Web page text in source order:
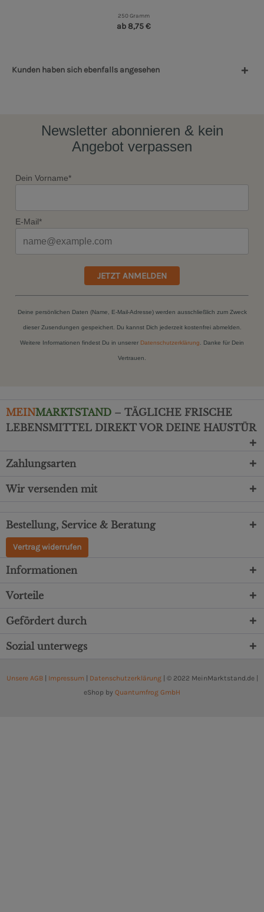
250 Gramm
ab 8,75 €
Kunden haben sich ebenfalls angesehen
Newsletter abonnieren & kein
Angebot verpassen
Dein Vorname*
E-Mail*
JETZT ANMELDEN
Deine persönlichen Daten (Name, E-Mail-Adresse) werden ausschließlich zum Zweck
dieser Zusendungen gespeichert. Du kannst Dich jederzeit kostenfrei abmelden.
Weitere Informationen findest Du in unserer Datenschutzerklärung . Danke für Dein
Vertrauen.
MEINMARKTSTAND – TÄGLICHE FRISCHE
LEBENSMITTEL DIREKT VOR DEINE HAUSTÜR
Zahlungsarten
Wir versenden mit
Bestellung, Service & Beratung
Vertrag widerrufen
Informationen
Vorteile
Gefördert durch
Sozial unterwegs
Unsere AGB| Impressum Datenschutzerklärung| © 2022 MeinMarktstand.de |
eShop by Quantumfrog GmbH